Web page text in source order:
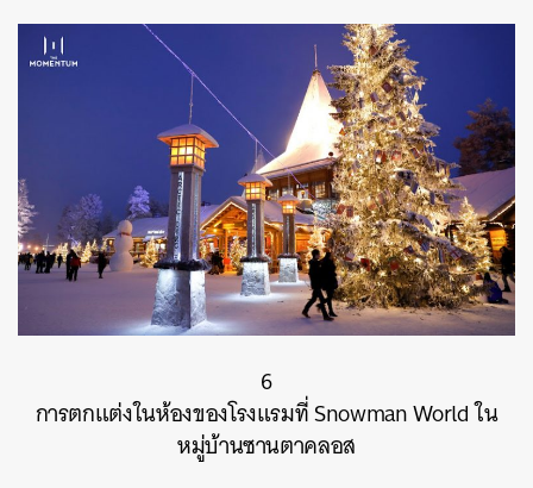
6
การตกแต่งในห้องของโรงแรมที่ Snowman World ใน
หมู่บ้านซานตาคลอส